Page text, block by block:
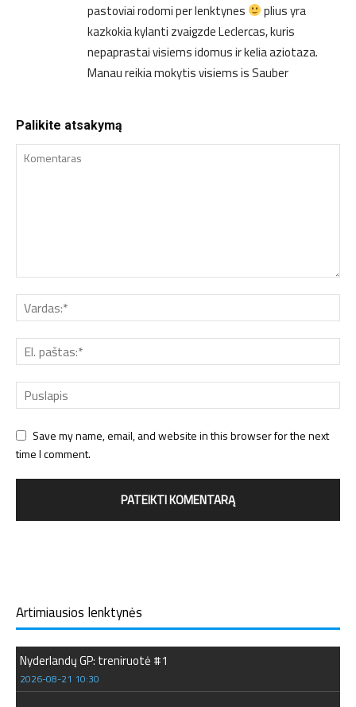
pastoviai rodomi per lenktynes
plius yra
kazkokia kylanti zvaigzde Leclercas, kuris
nepaprastai visiems idomus ir kelia aziotaza.
Manau reikia mokytis visiems is Sauber
Palikite atsakymą
Save my name, email, and website in this browser for the next
time I comment.
Artimiausios lenktynės
Nyderlandų GP: treniruotė #1
2026-08-21 10:30